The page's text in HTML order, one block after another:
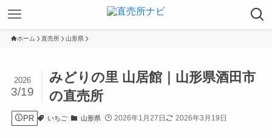
ホーム 直売所 山形県
みどりの里 山居館｜山形県酒田市
の直売所
2026
3/19
PR いちご 山形県 2026年1月27日 2026年3月19日